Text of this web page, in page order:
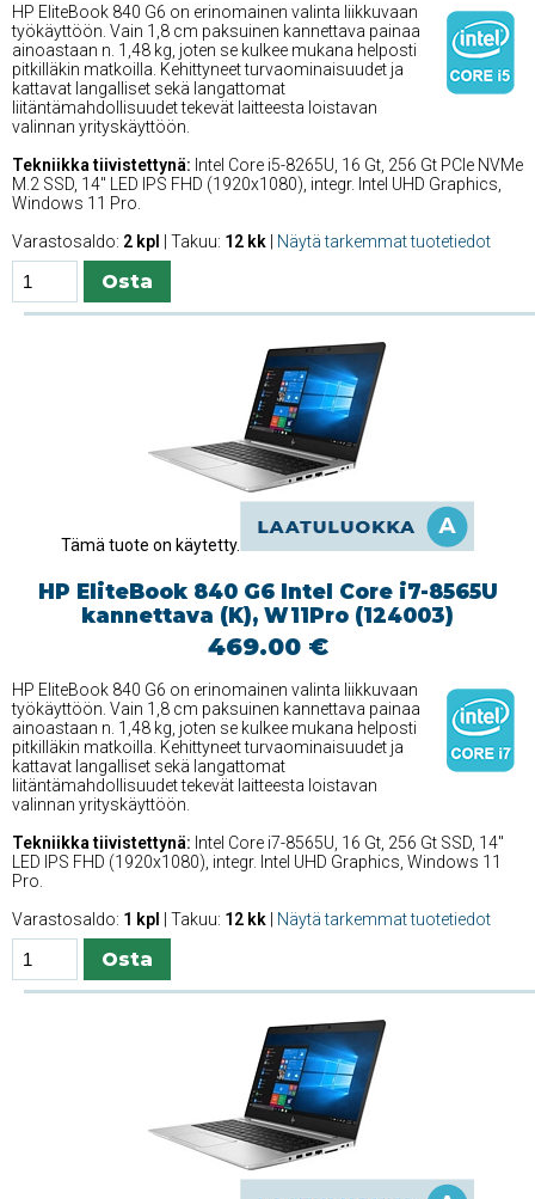
HP EliteBook 840 G6 on erinomainen valinta liikkuvaan
työkäyttöön. Vain 1,8 cm paksuinen kannettava painaa
ainoastaan n. 1,48 kg, joten se kulkee mukana helposti
pitkilläkin matkoilla. Kehittyneet turvaominaisuudet ja
kattavat langalliset sekä langattomat
liitäntämahdollisuudet tekevät laitteesta loistavan
valinnan yrityskäyttöön.
Tekniikka tiivistettynä: Intel Core i5-8265U, 16 Gt, 256 Gt PCIe NVMe
M.2 SSD, 14'' LED IPS FHD (1920x1080), integr. Intel UHD Graphics,
Windows 11 Pro.
Varastosaldo: 2 kpl | Takuu: 12 kk Näytä tarkemmat tuotetiedot
Tämä tuote on käytetty.
HP EliteBook 840 G6 Intel Core i7-8565U
kannettava (K), W11Pro (124003)
469.00 €
HP EliteBook 840 G6 on erinomainen valinta liikkuvaan
työkäyttöön. Vain 1,8 cm paksuinen kannettava painaa
ainoastaan n. 1,48 kg, joten se kulkee mukana helposti
pitkilläkin matkoilla. Kehittyneet turvaominaisuudet ja
kattavat langalliset sekä langattomat
liitäntämahdollisuudet tekevät laitteesta loistavan
valinnan yrityskäyttöön.
Tekniikka tiivistettynä: Intel Core i7-8565U, 16 Gt, 256 Gt SSD, 14''
LED IPS FHD (1920x1080), integr. Intel UHD Graphics, Windows 11
Pro.
Varastosaldo: 1 kpl | Takuu: 12 kk Näytä tarkemmat tuotetiedot